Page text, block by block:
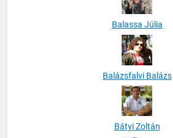
Balassa Júlia
Balázsfalvi Balázs
Bátyi Zoltán